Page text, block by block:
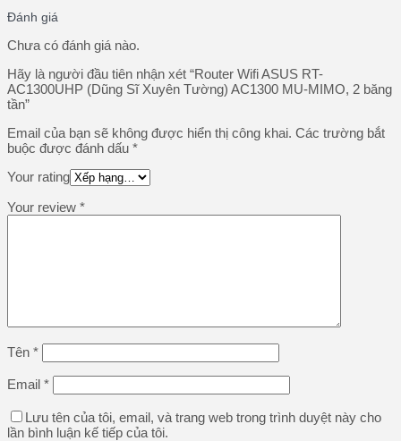
Đánh giá
Chưa có đánh giá nào.
Hãy là người đầu tiên nhận xét “Router Wifi ASUS RT-
AC1300UHP (Dũng Sĩ Xuyên Tường) AC1300 MU-MIMO, 2 băng
tần”
Email của bạn sẽ không được hiển thị công khai. Các trường bắt
buộc được đánh dấu *
Your rating
Your review *
Tên *
Email *
Lưu tên của tôi, email, và trang web trong trình duyệt này cho
lần bình luận kế tiếp của tôi.